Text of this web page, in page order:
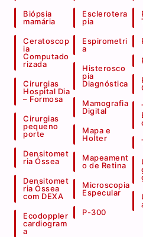
Biópsia
mamária
Ceratoscop
ia
Computado
rizada
Cirurgias
Hospital Dia
– Formosa
Cirurgias
pequeno
porte
Densitomet
ria Óssea
Densitomet
ria Óssea
com DEXA
Ecodoppler
cardiogram
a
Esclerotera
pia
Espirometri
a
Histerosco
pia
Diagnóstica
Mamografia
Digital
Mapa e
Holter
Mapeament
o de Retina
Microscopia
Especular
P-300